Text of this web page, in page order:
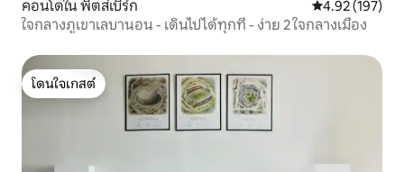
คอนโดใน พิตส์เบิร์ก คะแนนเฉลี่ย
4.92 (197)
ใจกลางภูเขาเลบานอน - เดินไปได้ทุกที่ - ง่าย 2 ใจกลางเมือง
โดนใจเกสต์
โดนใจเกสต์